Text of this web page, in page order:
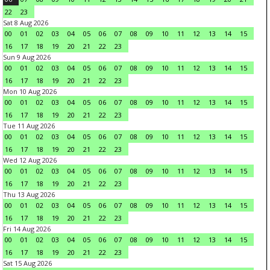
22
23
Sat 8 Aug 2026
00
01 02 03 04 05 06 07 08 09 10 11 12 13 14
15
16
17 18 19 20 21 22
23
Sun 9 Aug 2026
00
01 02 03 04 05 06 07 08 09 10 11 12 13 14
15
16
17 18 19 20 21 22
23
Mon 10 Aug 2026
00
01 02 03 04 05 06 07 08 09 10 11 12 13 14
15
16
17 18 19 20 21 22
23
Tue 11 Aug 2026
00
01 02 03 04 05 06 07 08 09 10 11 12 13 14
15
16
17 18 19 20 21 22
23
Wed 12 Aug 2026
00
01 02 03 04 05 06 07 08 09 10 11 12 13 14
15
16
17 18 19 20 21 22
23
Thu 13 Aug 2026
00
01 02 03 04 05 06 07 08 09 10 11 12 13 14
15
16
17 18 19 20 21 22
23
Fri 14 Aug 2026
00
01 02 03 04 05 06 07 08 09 10 11 12 13 14
15
16
17 18 19 20 21 22
23
Sat 15 Aug 2026